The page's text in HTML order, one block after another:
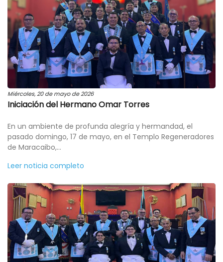
Miércoles, 20 de mayo de 2026
Iniciación del Hermano Omar Torres
En un ambiente de profunda alegría y hermandad, el
pasado domingo, 17 de mayo, en el Templo Regeneradores
de Maracaibo,...
Leer noticia completo